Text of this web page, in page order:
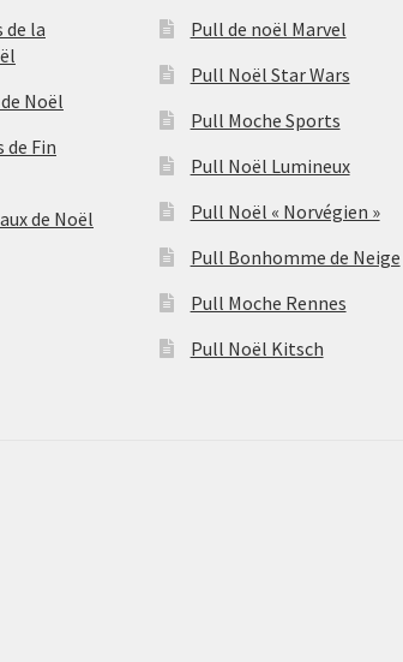
de la
Noël
de Fin
de Noël
Pull de noël Marvel
Pull Noël Star Wars
Pull Moche Sports
Pull Noël Lumineux
Pull Noël « Norvégien »
Pull Bonhomme de Neige
Pull Moche Rennes
Pull Noël Kitsch